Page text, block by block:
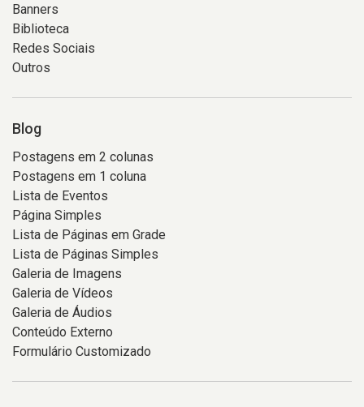
Banners
Biblioteca
Redes Sociais
Outros
Blog
Postagens em 2 colunas
Postagens em 1 coluna
Lista de Eventos
Página Simples
Lista de Páginas em Grade
Lista de Páginas Simples
Galeria de Imagens
Galeria de Vídeos
Galeria de Áudios
Conteúdo Externo
Formulário Customizado